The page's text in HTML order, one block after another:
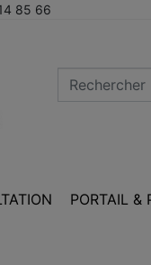
85 66
PORTAIL &